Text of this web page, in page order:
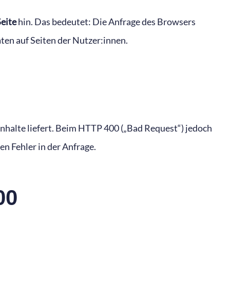
hin. Das bedeutet: Die Anfrage des Browsers
auf Seiten der Nutzer:innen.
liefert. Beim HTTP 400 („Bad Request“) jedoch
Fehler in der Anfrage.